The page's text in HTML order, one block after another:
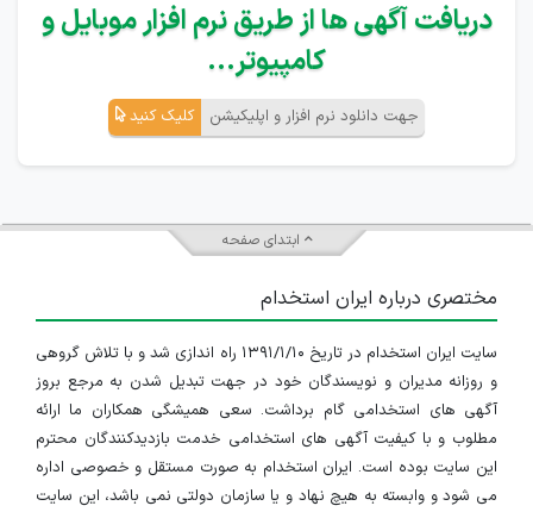
دریافت آگهی ها از طریق نرم افزار موبایل و
کامپیوتر...
جهت دانلود نرم افزار و اپلیکیشن کلیک کنید
ابتدای صفحه
مختصری درباره ایران استخدام
سایت ایران استخدام در تاریخ ۱۳۹۱/۱/۱۰ راه اندازی شد و با تلاش گروهی
و روزانه مدیران و نویسندگان خود در جهت تبدیل شدن به مرجع بروز
آگهی های استخدامی گام برداشت. سعی همیشگی همکاران ما ارائه
مطلوب و با کیفیت آگهی های استخدامی خدمت بازدیدکنندگان محترم
این سایت بوده است. ایران استخدام به صورت مستقل و خصوصی اداره
می شود و وابسته به هیچ نهاد و یا سازمان دولتی نمی باشد، این سایت